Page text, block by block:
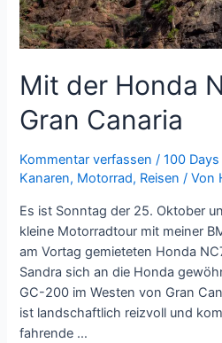
Mit der Honda
Gran Canaria
Kommentar verfassen /100
Kanaren, Motorrad, Reisen / Von
Es ist Sonntag der 25. Oktober
kleine Motorradtour mit meiner
am Vortag gemieteten Honda
Sandra sich an die Honda
GC-200 im Westen von Gran
ist landschaftlich reizvoll und
fahrende …